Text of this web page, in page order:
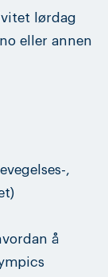
lørdag
eller annen
,
å